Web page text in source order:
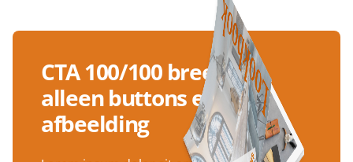
CTA 100/100 breedte
alleen buttons en
afbeelding